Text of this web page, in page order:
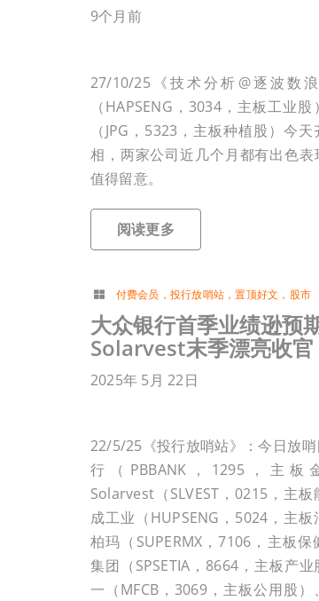
9个月前
27/10/25《技术分析@逐波数
（HAPSENG，3034，主板工业
（JPG，5323，主板种植股）今
相，两家公司近几个月都有出色
值得留意。
阅读更多
付费会员 ， 投行放哨站 ，置顶好文 ， 股市
大众银行首季业绩逊预
Solarvest末季漂亮收官
2025年 5月 22日
22/5/25《投行放哨站》：今日放哨
行（PBBANK，1295，主板
Solarvest（SLVEST，0215，主
成工业（HUPSENG，5024，主
柏玛（SUPERMX，7106，主板
集团（SPSETIA，8664，主板产
一（MFCB，3069，主板公用股）